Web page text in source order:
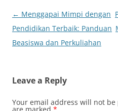
Post
navigation
← Menggapai Mimpi dengan
Pendidikan Terbaik: Panduan
Beasiswa dan Perkuliahan
Leave a Reply
Your email address will not